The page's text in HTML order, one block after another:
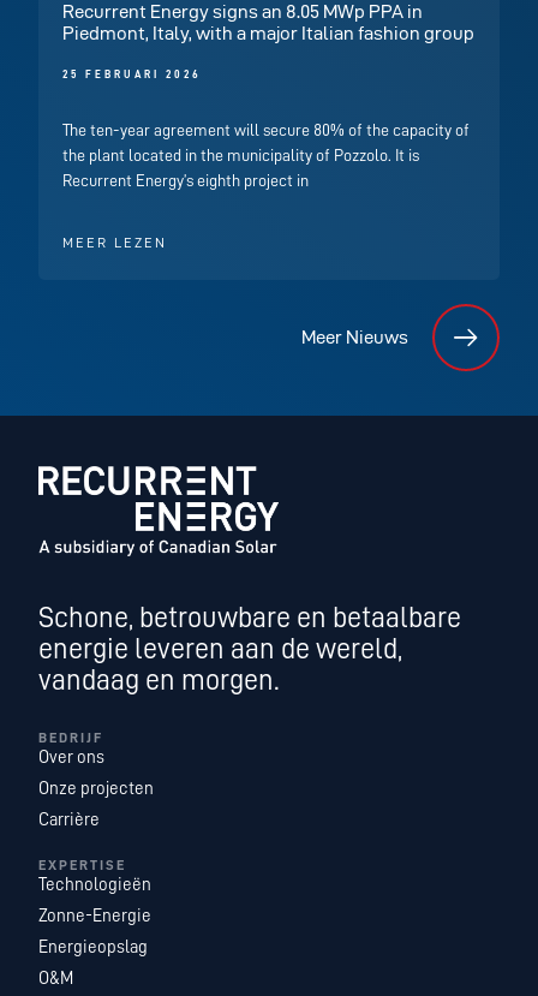
Recurrent Energy signs an 8.05 MWp PPA in
Piedmont, Italy, with a major Italian fashion group
25 FEBRUARI 2026
The ten-year agreement will secure 80% of the capacity of
the plant located in the municipality of Pozzolo. It is
Recurrent Energy’s eighth project in
MEER LEZEN
Meer Nieuws
Schone, betrouwbare en betaalbare
energie leveren aan de wereld,
vandaag en morgen.
BEDRIJF
Over ons
Onze projecten
Carrière
EXPERTISE
Technologieën
Zonne-Energie
Energieopslag
O&M